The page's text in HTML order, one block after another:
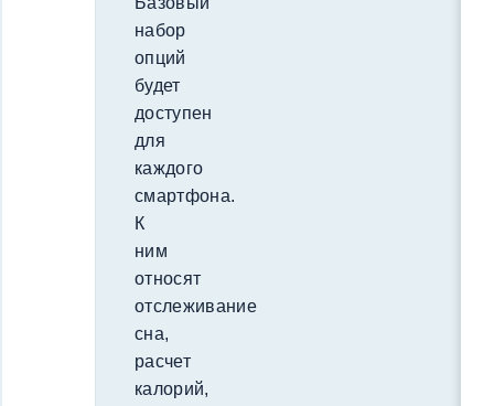
набор
опций
будет
доступен
для
каждого
смартфона.
К
ним
относят
отслеживание
сна,
расчет
калорий,